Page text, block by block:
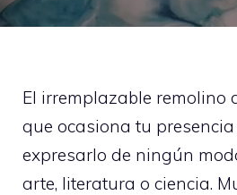
El irremplazable remolino
que ocasiona tu
expresarlo de ningún
arte, literatura o ciencia.